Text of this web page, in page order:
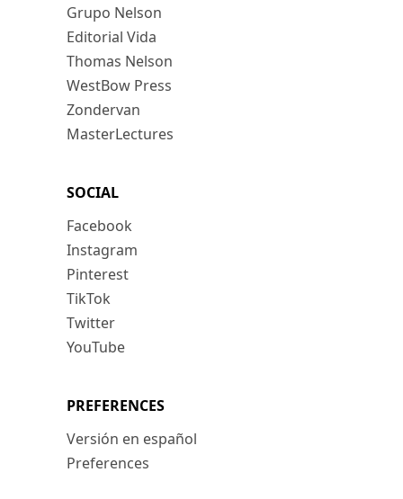
Grupo Nelson
Editorial Vida
Thomas Nelson
WestBow Press
Zondervan
MasterLectures
SOCIAL
Facebook
Instagram
Pinterest
TikTok
Twitter
YouTube
PREFERENCES
Versión en español
Preferences